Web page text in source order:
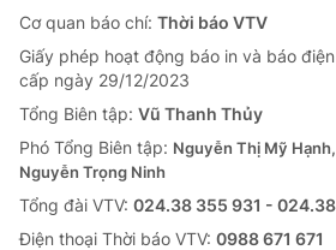
Thế giới
Tin tức
Thế giới đó đây
Câu chuyện quốc tế
Kinh tế
Tài chính
Thị trường
Góc doanh nghiệp
Dữ liệu và đời sống
Truyền hình
Cơ quan báo chí: Thời báo VTV
Giấy phép hoạt động báo in và báo
cấp ngày 29/12/2023
Tổng Biên tập: Vũ Thanh Thủy
Phó Tổng Biên tập: Nguyễn Thị Mỹ
Nguyễn Trọng Ninh
Tổng đài VTV: 024.38 355 931 -
Ðiện thoại Thời báo VTV: 0988 671 671